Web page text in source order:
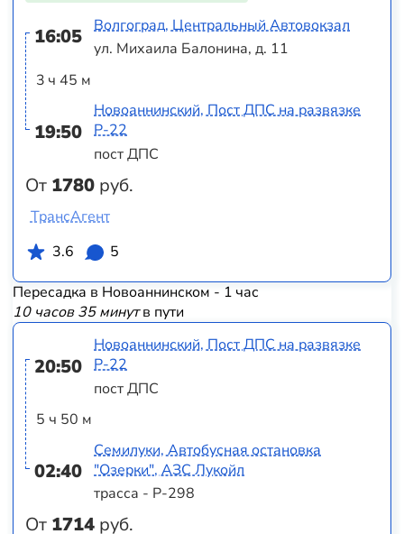
16:05
3 ч 45 м
19:50
От 1780 руб.
Волгоград, Центральный Автовокзал
ул. Михаила Балонина, д. 11
Новоаннинский, Пост ДПС на развязке
Р-22
пост ДПС
ТрансАгент
3.6
5
Пересадка в Новоаннинском - 1 час
10 часов 35 минутв пути
20:50
5 ч 50 м
02:40
От 1714 руб.
Новоаннинский, Пост ДПС на развязке
Р-22
пост ДПС
Семилуки, Автобусная остановка
"Озерки", АЗС Лукойл
трасса - Р-298